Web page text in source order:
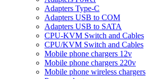
Adapters Type-C
Adapters USB to COM
Adapters USB to SATA
CPU-KVM Switch and Cables
CPU/KVM Switch and Cables
Mobile phone chargers 12v
Mobile phone chargers 220v
Mobile phone wireless chargers